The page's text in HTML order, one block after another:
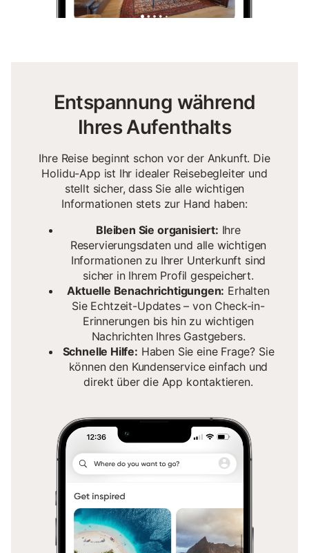
Entspannung während
Ihres Aufenthalts
Ihre Reise beginnt schon vor der Ankunft. Die
Holidu-App ist Ihr idealer Reisebegleiter und
stellt sicher, dass Sie alle wichtigen
Informationen stets zur Hand haben:
Bleiben Sie organisiert: Ihre
Reservierungsdaten und alle wichtigen
Informationen zu Ihrer Unterkunft sind
sicher in Ihrem Profil gespeichert.
Aktuelle Benachrichtigungen: Erhalten
Sie Echtzeit-Updates – von Check-in-
Erinnerungen bis hin zu wichtigen
Nachrichten Ihres Gastgebers.
Schnelle Hilfe: Haben Sie eine Frage? Sie
können den Kundenservice einfach und
direkt über die App kontaktieren.